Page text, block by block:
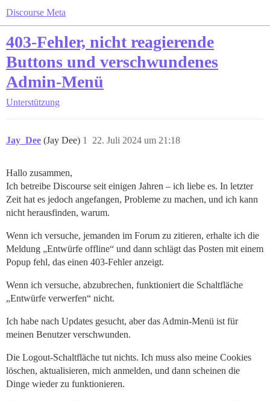
Discourse Meta
403-Fehler, nicht reagierende
Buttons und verschwundenes
Admin-Menü
Unterstützung
Jay_Dee (Jay Dee) 22. Juli 2024 um 21:18
1
Hallo zusammen,
Ich betreibe Discourse seit einigen Jahren – ich liebe es. In letzter
Zeit hat es jedoch angefangen, Probleme zu machen, und ich kann
nicht herausfinden, warum.
Wenn ich versuche, jemanden im Forum zu zitieren, erhalte ich die
Meldung „Entwürfe offline“ und dann schlägt das Posten mit einem
Popup fehl, das einen 403-Fehler anzeigt.
Wenn ich versuche, abzubrechen, funktioniert die Schaltfläche
„Entwürfe verwerfen“ nicht.
Ich habe nach Updates gesucht, aber das Admin-Menü ist für
meinen Benutzer verschwunden.
Die Logout-Schaltfläche tut nichts. Ich muss also meine Cookies
löschen, aktualisieren, mich anmelden, und dann scheinen die
Dinge wieder zu funktionieren.